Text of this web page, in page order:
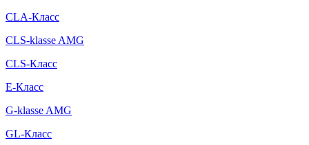
CLA-Класс
CLS-klasse AMG
CLS-Класс
E-Класс
G-klasse AMG
GL-Класс